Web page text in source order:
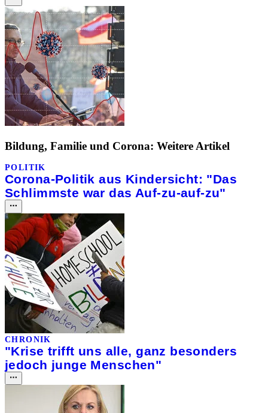
Bildung, Familie und Corona: Weitere Artikel
POLITIK
Corona-Politik aus Kindersicht: "Das
Schlimmste war das Auf-zu-auf-zu"
CHRONIK
"Krise trifft uns alle, ganz besonders
jedoch junge Menschen"